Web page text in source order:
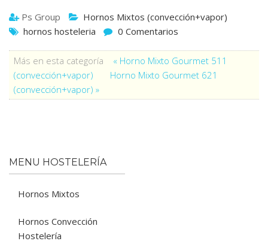
Ps Group
Hornos Mixtos (convección+vapor)
hornos hosteleria
0 Comentarios
Más en esta categoría
« Horno Mixto Gourmet 511
(convección+vapor)
Horno Mixto Gourmet 621
(convección+vapor) »
MENU HOSTELERÍA
Hornos Mixtos
Hornos Convección
Hostelería